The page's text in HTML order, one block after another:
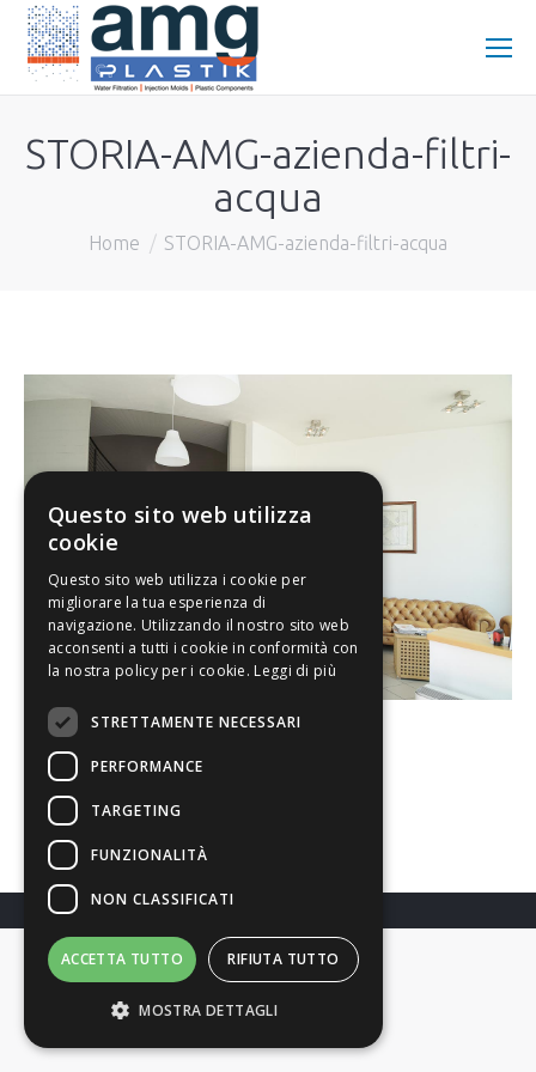
STORIA-AMG-azienda-filtri-
acqua
You are here:
Home STORIA-AMG-azienda-filtri-acqua
Richiedi Info
Questo sito web utilizza
cookie
Questo sito web utilizza i cookie per
migliorare la tua esperienza di
navigazione. Utilizzando il nostro sito web
acconsenti a tutti i cookie in conformità con
la nostra policy per i cookie. Leggi di più
STRETTAMENTE NECESSARI
PERFORMANCE
TARGETING
FUNZIONALITÀ
NON CLASSIFICATI
ACCETTA TUTTO RIFIUTA TUTTO
MOSTRA DETTAGLI